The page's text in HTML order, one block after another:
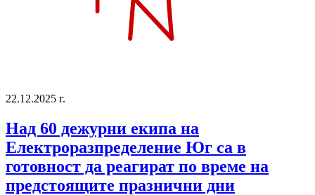
22.12.2025 г.
Над 60 дежурни екипа на
Eлектроразпределение Юг са в
готовност да реагират по време на
предстоящите празнични дни